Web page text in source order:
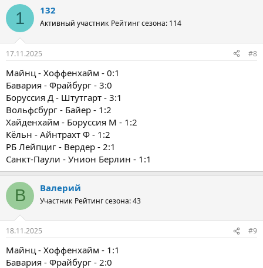
1 132
Активный участник Рейтинг сезона: 114
17.11.2025 #8
Майнц - Хоффенхайм - 0:1
Бавария - Фрайбург - 3:0
Боруссия Д - Штутгарт - 3:1
Вольфсбург - Байер - 1:2
Хайденхайм - Боруссия М - 1:2
Кёльн - Айнтрахт Ф - 1:2
РБ Лейпциг - Вердер - 2:1
Санкт-Паули - Унион Берлин - 1:1
В Валерий
Участник Рейтинг сезона: 43
18.11.2025 #9
Майнц - Хоффенхайм - 1:1
Бавария - Фрайбург - 2:0